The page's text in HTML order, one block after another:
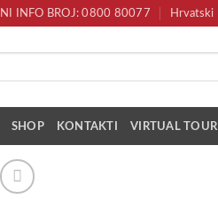
INFO BROJ: 0800 80077 Hrvatski
SHOP KONTAKTI VIRTUAL TOUR